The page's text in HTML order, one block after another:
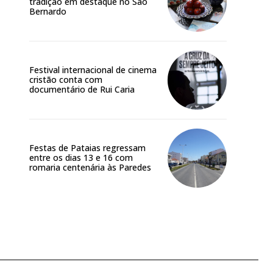
Bernardo
Festival internacional de cinema
cristão conta com
documentário de Rui Caria
Festas de Pataias regressam
entre os dias 13 e 16 com
romaria centenária às Paredes